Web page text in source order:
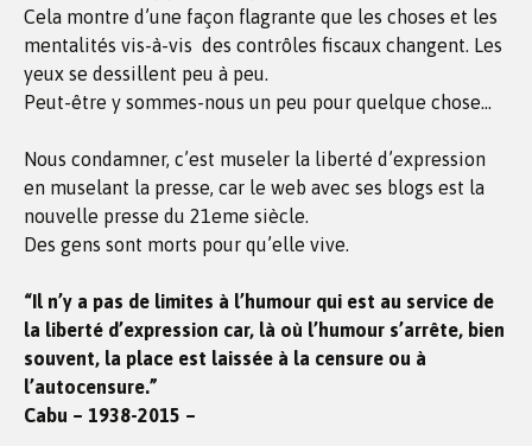
Cela montre d’une façon flagrante que les choses et les
mentalités vis-à-vis des contrôles fiscaux changent. Les
yeux se dessillent peu à peu.
Peut-être y sommes-nous un peu pour quelque chose…
Nous condamner, c’est museler la liberté d’expression
en muselant la presse, car le web avec ses blogs est la
nouvelle presse du 21eme siècle.
Des gens sont morts pour qu’elle vive.
“Il n’y a pas de limites à l’humour qui est au service de
la liberté d’expression car, là où l’humour s’arrête, bien
souvent, la place est laissée à la censure ou à
l’autocensure.”
Cabu – 1938-2015 –